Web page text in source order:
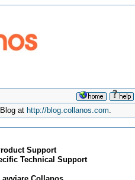
at http://blog.collanos.com.
Support
Technical Support